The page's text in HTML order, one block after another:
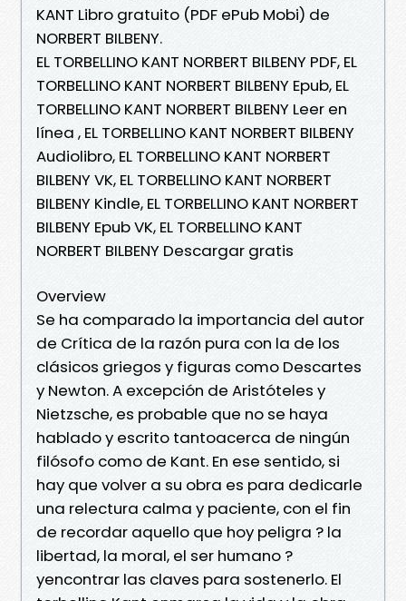
KANT Libro gratuito (PDF ePub Mobi) de
NORBERT BILBENY.
EL TORBELLINO KANT NORBERT BILBENY PDF, EL
TORBELLINO KANT NORBERT BILBENY Epub, EL
TORBELLINO KANT NORBERT BILBENY Leer en
línea , EL TORBELLINO KANT NORBERT BILBENY
Audiolibro, EL TORBELLINO KANT NORBERT
BILBENY VK, EL TORBELLINO KANT NORBERT
BILBENY Kindle, EL TORBELLINO KANT NORBERT
BILBENY Epub VK, EL TORBELLINO KANT
NORBERT BILBENY Descargar gratis
Overview
Se ha comparado la importancia del autor
de Crítica de la razón pura con la de los
clásicos griegos y figuras como Descartes
y Newton. A excepción de Aristóteles y
Nietzsche, es probable que no se haya
hablado y escrito tantoacerca de ningún
filósofo como de Kant. En ese sentido, si
hay que volver a su obra es para dedicarle
una relectura calma y paciente, con el fin
de recordar aquello que hoy peligra ? la
libertad, la moral, el ser humano ?
yencontrar las claves para sostenerlo. El